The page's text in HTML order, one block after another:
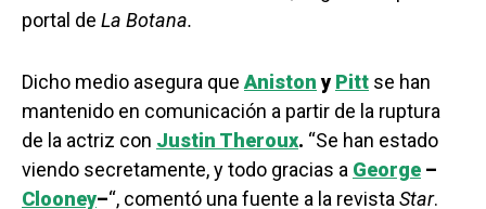
portal de La Botana.
Dicho medio asegura que Aniston y Pitt se han
mantenido en comunicación a partir de la ruptura
de la actriz con Justin Theroux. “Se han estado
viendo secretamente, y todo gracias a George –
Clooney–“, comentó una fuente a la revista Star.